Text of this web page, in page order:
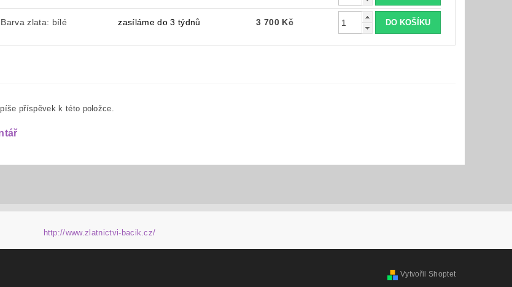
Barva zlata: bílé zasíláme do 3 týdnů 3 700 Kč
příspěvek k této položce.
http://www.zlatnictvi-bacik.cz/
Vytvořil Shoptet